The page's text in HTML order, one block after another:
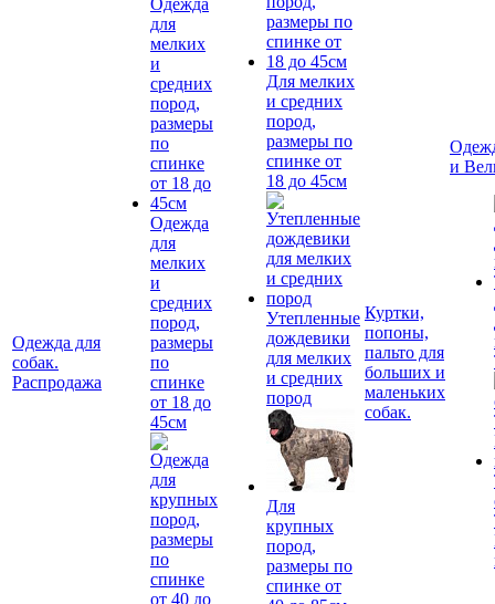
Одежда для
собак.
Распродажа
Одежда
для
мелких
и
средних
пород,
размеры
по
спинке
от 18 до
45см
Для мелких
и средних
пород,
размеры по
спинке от
18 до 45см
Утепленные
дождевики
для мелких
и средних
пород
Для
крупных
пород,
размеры по
спинке от
Куртки,
попоны,
пальто для
больших и
маленьких
собак.
и